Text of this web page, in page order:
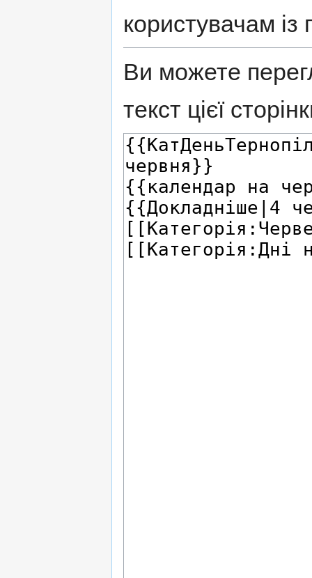
користувачам із
Ви можете
текст цієї